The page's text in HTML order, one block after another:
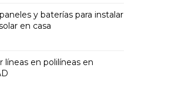
y baterías para instalar
en casa
líneas en polilíneas en